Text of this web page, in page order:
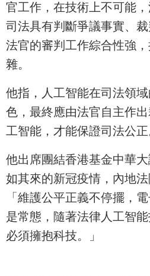
官工作，在技術上不可能
司法具有判斷爭議事實、
法官的審判工作綜合性強
雜。
他指，人工智能在司法領
色，最終應由法官自主作
工智能，才能保證司法公正
他出席團結香港基金中華
如其來的新冠疫情，內地
「維護公平正義不停擺，
是常態，隨著法律人工智
必須擁抱科技。」